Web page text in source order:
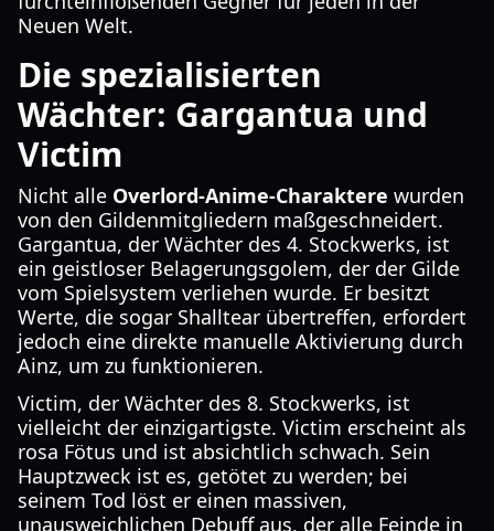
Neuen Welt.
Die spezialisierten
Wächter: Gargantua und
Victim
Nicht alle Overlord-Anime-Charaktere wurden
von den Gildenmitgliedern maßgeschneidert.
Gargantua, der Wächter des 4. Stockwerks, ist
ein geistloser Belagerungsgolem, der der Gilde
vom Spielsystem verliehen wurde. Er besitzt
Werte, die sogar Shalltear übertreffen, erfordert
jedoch eine direkte manuelle Aktivierung durch
Ainz, um zu funktionieren.
Victim, der Wächter des 8. Stockwerks, ist
vielleicht der einzigartigste. Victim erscheint als
rosa Fötus und ist absichtlich schwach. Sein
Hauptzweck ist es, getötet zu werden; bei
seinem Tod löst er einen massiven,
unausweichlichen Debuff aus, der alle Feinde in